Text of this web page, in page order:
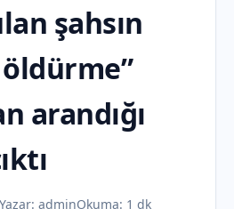
şahsın
arandığı
Yazar: adminOkuma: 1 dk